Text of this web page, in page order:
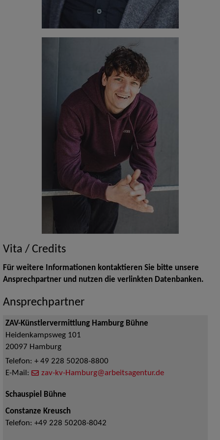
Vita / Credits
Für weitere Informationen kontaktieren Sie bitte unsere
Ansprechpartner und nutzen die verlinkten Datenbanken.
Ansprechpartner
ZAV-Künstlervermittlung Hamburg Bühne
Heidenkampsweg 101
20097 Hamburg
Telefon: + 49 228 50208-8800
E-Mail:
zav-kv-Hamburg@arbeitsagentur.de
Schauspiel Bühne
Constanze Kreusch
Telefon: +49 228 50208-8042